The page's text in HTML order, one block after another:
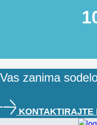
Vas zanima
KONTAKTIRAJTE